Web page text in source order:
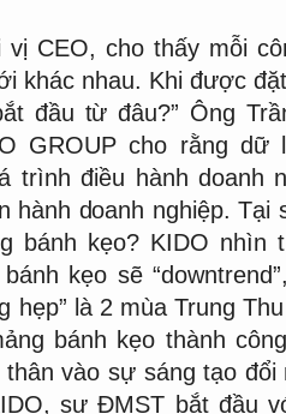
vị CEO, cho thấy mỗi
khác nhau. Khi được
đầu từ đâu?” Ông
GROUP cho rằng dữ
trình điều hành doanh
hành doanh nghiệp. Tại
bánh kẹo? KIDO nhìn
kẹo sẽ
hẹp” là 2 mùa Trung
bánh kẹo thành
vào sự sáng tạo
sự ĐMST bắt đầu